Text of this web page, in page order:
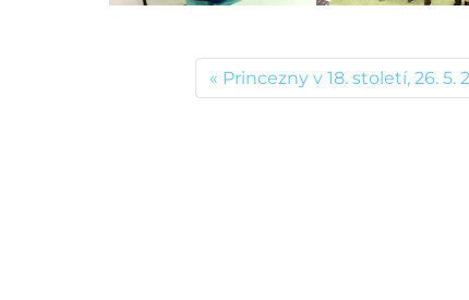
Princezny v 18. století, 26. 5.